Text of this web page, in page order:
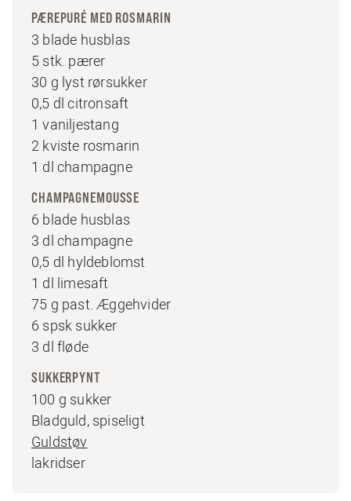
PÆREPURÉ MED ROSMARIN
3 blade husblas
5 stk. pærer
30 g lyst rørsukker
0,5 dl citronsaft
1 vaniljestang
2 kviste rosmarin
1 dl champagne
CHAMPAGNEMOUSSE
6 blade husblas
3 dl champagne
0,5 dl hyldeblomst
1 dl limesaft
75 g past. Æggehvider
6 spsk sukker
3 dl fløde
SUKKERPYNT
100 g sukker
Bladguld, spiseligt
Guldstøv
lakridser